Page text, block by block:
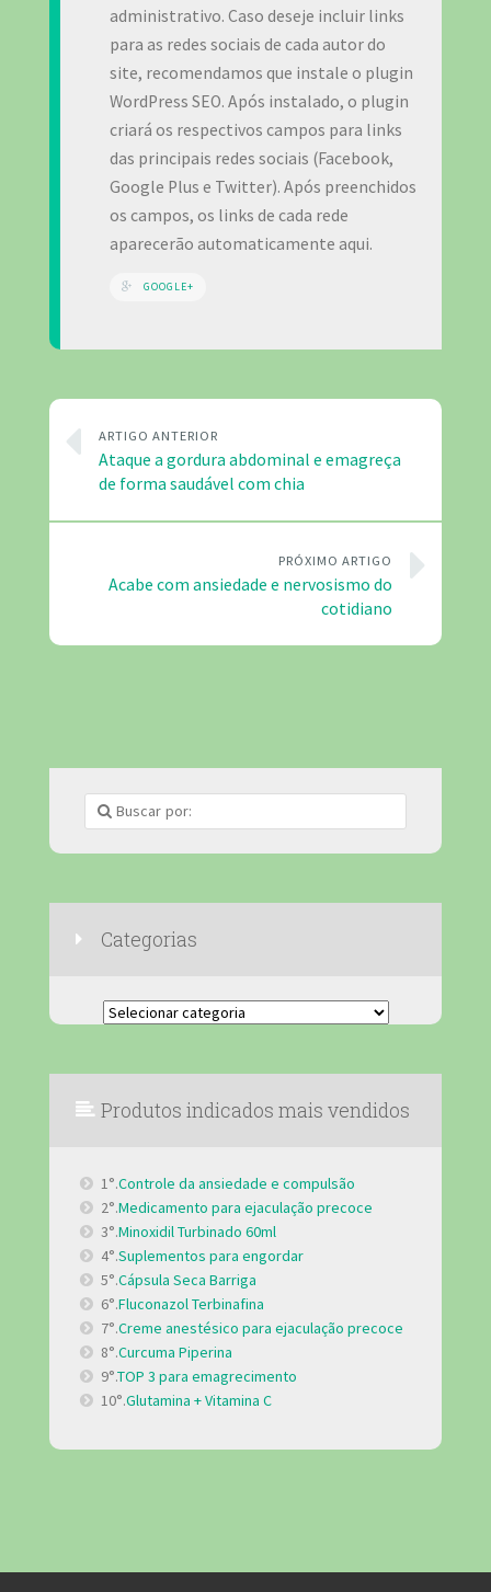
administrativo. Caso deseje incluir links
para as redes sociais de cada autor do
site, recomendamos que instale o plugin
WordPress SEO. Após instalado, o plugin
criará os respectivos campos para links
das principais redes sociais (Facebook,
Google Plus e Twitter). Após preenchidos
os campos, os links de cada rede
aparecerão automaticamente aqui.
GOOGLE+
ARTIGO ANTERIOR
Ataque a gordura abdominal e emagreça
de forma saudável com chia
PRÓXIMO ARTIGO
Acabe com ansiedade e nervosismo do
cotidiano
Categorias
Categorias
Produtos indicados mais vendidos
1°.Controle da ansiedade e compulsão
2°.Medicamento para ejaculação precoce
3°.Minoxidil Turbinado 60ml
4°.Suplementos para engordar
5°.Cápsula Seca Barriga
6°.Fluconazol Terbinafina
7°.Creme anestésico para ejaculação precoce
8°.Curcuma Piperina
9°.TOP 3 para emagrecimento
10°.Glutamina + Vitamina C